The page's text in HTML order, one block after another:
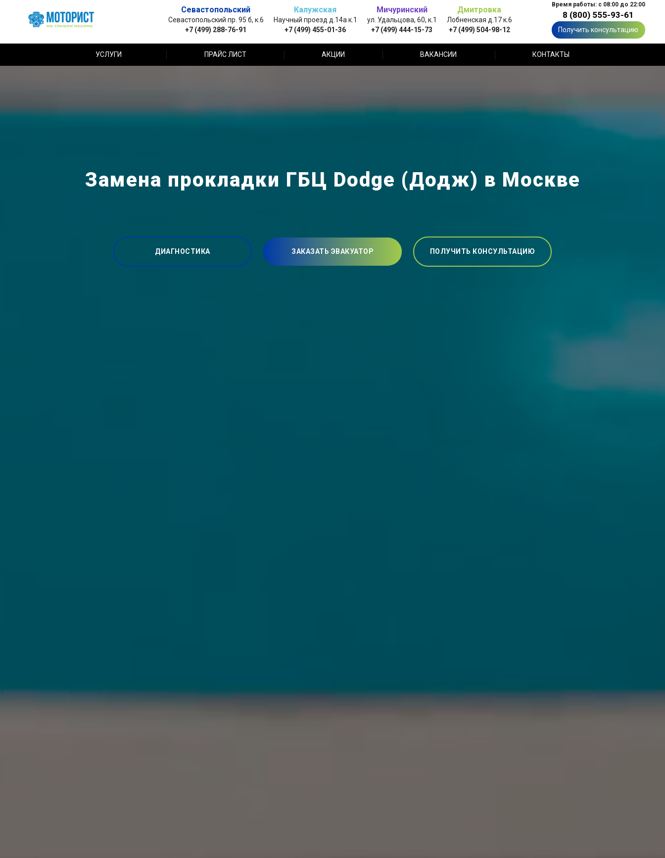
Севастопольский
Севастопольский пр. 95 б, к.6
+7 (499) 288-76-91
Калужская
Научный проезд д.14а к.1
+7 (499) 455-01-36
Мичуринский
ул. Удальцова, 60, к.1
+7 (499) 444-15-73
Дмитровка
Лобненская д.17 к.6
+7 (499) 504-98-12
Время работы: с 08:00 до 22:00
8 (800) 555-93-61
Получить консультацию
УСЛУГИ ПРАЙС ЛИСТ АКЦИИ ВАКАНСИИ КОНТАКТЫ
Замена прокладки ГБЦ Dodge (Додж) в Москве
ДИАГНОСТИКА ЗАКАЗАТЬ ЭВАКУАТОР ПОЛУЧИТЬ КОНСУЛЬТАЦИЮ